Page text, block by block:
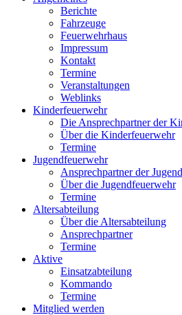
Berichte
Fahrzeuge
Feuerwehrhaus
Impressum
Kontakt
Termine
Veranstaltungen
Weblinks
Kinderfeuerwehr
Die Ansprechpartner der
Über die Kinderfeuerwehr
Termine
Jugendfeuerwehr
Ansprechpartner der
Über die Jugendfeuerwehr
Termine
Altersabteilung
Über die Altersabteilung
Ansprechpartner
Termine
Aktive
Einsatzabteilung
Kommando
Termine
Mitglied werden